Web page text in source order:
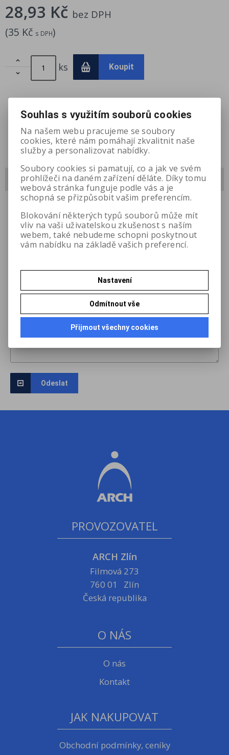
28,93 Kč bez DPH
(35 Kč s DPH)


ks Koupit
Dotaz na výrobek
Váš email
Město:
Odeslat
PROVOZOVATEL
ARCH Zlín
Filmová 273
760 01 Zlín
Česká republika
O NÁS
O nás
Kontakt
JAK NAKUPOVAT
Obchodní podmínky, ceníky
Souhlas s využitím souborů cookies
Na našem webu pracujeme se soubory
cookies, které nám pomáhají zkvalitnit naše
služby a personalizovat nabídky.
Soubory cookies si pamatují, co a jak ve svém
prohlížeči na daném zařízení děláte. Díky tomu
webová stránka funguje podle vás a je
schopná se přizpůsobit vašim preferencím.
Blokování některých typů souborů může mít
vliv na vaši uživatelskou zkušenost s naším
webem, také nebudeme schopni poskytnout
vám nabídku na základě vašich preferencí.
Nastavení
Odmítnout vše
Přijmout všechny cookies